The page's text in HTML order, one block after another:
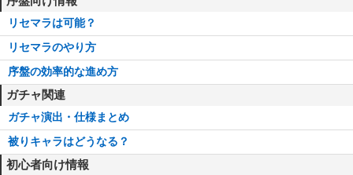
リセマラは可能？
リセマラのやり方
序盤の効率的な進め方
ガチャ関連
ガチャ演出・仕様まとめ
被りキャラはどうなる？
初心者向け情報